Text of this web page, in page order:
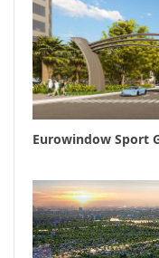
Eurowindow Sport